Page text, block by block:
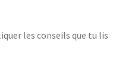
les conseils que tu lis